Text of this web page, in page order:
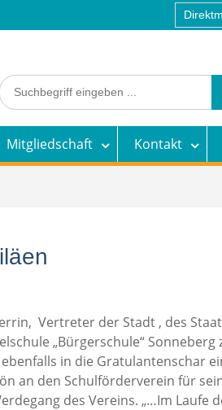
Search
for:
Mitgliedschaft Kontakt
Vertreter der Stadt , des
„Bürgerschule“ Sonneberg
in die Gratulantenschar
an den Schulförderverein für
des Vereins. „…Im Laufe